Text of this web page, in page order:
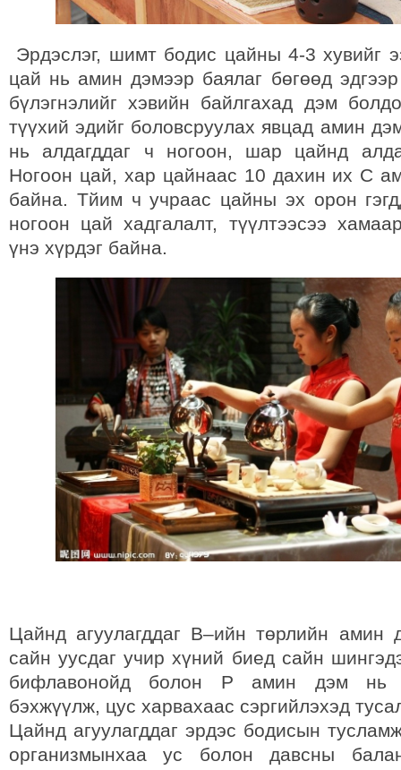
Эрдэслэг, шимт бодис цайны 4-3 хувийг
цай нь амин дэмээр баялаг бөгөөд
бүлэгнэлийг хэвийн байлгахад дэм
түүхий эдийг боловсруулах явцад амин
нь алдагддаг ч ногоон, шар цайнд
Ногоон цай, хар цайнаас 10 дахин их С
байна. Тйим ч учраас цайны эх орон
ногоон цай хадгалалт, түүлтээсээ
үнэ хүрдэг байна.
Цайнд агуулагддаг В–ийн төрлийн амин
сайн уусдаг учир хүний биед сайн
бифлавонойд болон Р амин дэм нь
бэхжүүлж, цус харвахаас сэргийлэхэд
Цайнд агуулагддаг эрдэс бодисын
организмынхаа ус болон давсны